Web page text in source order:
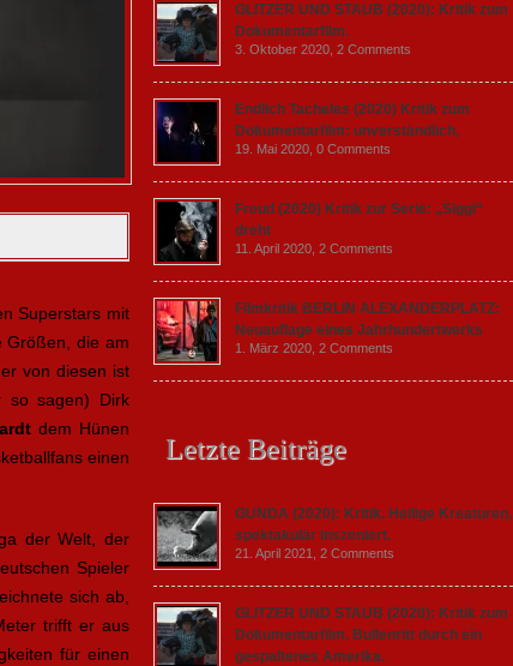
Superstars mit
Größen, die am
von diesen ist
so sagen) Dirk
dem Hünen
einen
der Welt, der
Spieler
sich ab,
trifft er aus
für einen
GLITZER UND STAUB (2020): Kritik zum
Dokumentarfilm.
3. Oktober 2020, 2 Comments
Endlich Tacheles (2020) Kritik zum
Dokumentarfilm: unverständlich,
19. Mai 2020, 0 Comments
Freud (2020) Kritik zur Serie: „Siggi“
dreht
11. April 2020, 2 Comments
Filmkritik BERLIN ALEXANDERPLATZ:
Neuauflage eines Jahrhundertwerks
1. März 2020, 2 Comments
Letzte Beiträge
GUNDA (2020): Kritik. Heilige Kreaturen,
spektakulär inszeniert.
21. April 2021, 2 Comments
GLITZER UND STAUB (2020): Kritik zum
Dokumentarfilm. Bullenritt durch ein
gespaltenes Amerika.